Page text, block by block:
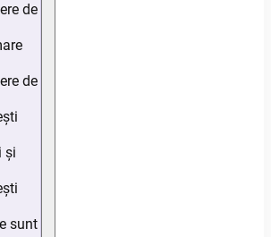
de
de
și
sunt